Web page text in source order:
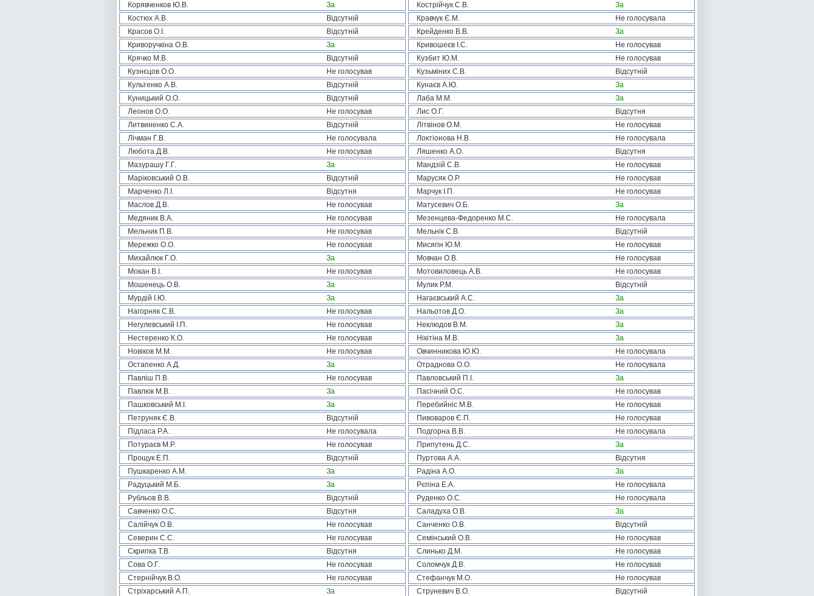
Корявченков Ю.В.
За Кострійчук С.В.
За
Костюх А.В.
Відсутній Кравчук Є.М.
Не голосувала
Красов О.І.
Відсутній Крейденко В.В.
За
Криворучкіна О.В.
За Кривошеєв І.С.
Не голосував
Крячко М.В.
Відсутній Кузбит Ю.М.
Не голосував
Кузнєцов О.О.
Не голосував Кузьміних С.В.
Відсутній
Культенко А.В.
Відсутній Кунаєв А.Ю.
За
Куницький О.О.
Відсутній Лаба М.М.
За
Леонов О.О.
Не голосував Лис О.Г.
Відсутня
Литвиненко С.А.
Відсутній Літвінов О.М.
Не голосував
Лічман Г.В.
Не голосувала Локтіонова Н.В.
Не голосувала
Любота Д.В.
Не голосував Ляшенко А.О.
Відсутня
Мазурашу Г.Г.
За Мандзій С.В.
Не голосував
Маріковський О.В.
Відсутній Марусяк О.Р.
Не голосував
Марченко Л.І.
Відсутня Марчук І.П.
Не голосував
Маслов Д.В.
Не голосував Матусевич О.Б.
За
Медяник В.А.
Не голосував Мезенцева-Федоренко М.С.
Не голосувала
Мельник П.В.
Не голосував Мельнік С.В.
Відсутній
Мережко О.О.
Не голосував Мисягін Ю.М.
Не голосував
Михайлюк Г.О.
За Мовчан О.В.
Не голосував
Мокан В.І.
Не голосував Мотовиловець А.В.
Не голосував
Мошенець О.В.
За Мулик Р.М.
Відсутній
Мурдій І.Ю.
За Нагаєвський А.С.
За
Нагорняк С.В.
Не голосував Нальотов Д.О.
За
Негулевський І.П.
Не голосував Неклюдов В.М.
За
Нестеренко К.О.
Не голосував Нікітіна М.В.
За
Новіков М.М.
Не голосував Овчинникова Ю.Ю.
Не голосувала
Остапенко А.Д.
За Отраднова О.О.
Не голосувала
Павліш П.В.
Не голосував Павловський П.І.
За
Павлюк М.В.
За Пасічний О.С.
Не голосував
Пашковський М.І.
За Перебийніс М.В.
Не голосував
Петруняк Є.В.
Відсутній Пивоваров Є.П.
Не голосував
Підласа Р.А.
Не голосувала Подгорна В.В.
Не голосувала
Потураєв М.Р.
Не голосував Припутень Д.С.
За
Прощук Е.П.
Відсутній Пуртова А.А.
Відсутня
Пушкаренко А.М.
За Радіна А.О.
За
Радуцький М.Б.
За Рєпіна Е.А.
Не голосувала
Рубльов В.В.
Відсутній Руденко О.С.
Не голосувала
Савченко О.С.
Відсутня Саладуха О.В.
За
Салійчук О.В.
Не голосував Санченко О.В.
Відсутній
Северин С.С.
Не голосував Семінський О.В.
Не голосував
Скрипка Т.В.
Відсутня Слинько Д.М.
Не голосував
Сова О.Г.
Не голосував Соломчук Д.В.
Не голосував
Стернійчук В.О.
Не голосував Стефанчук М.О.
Не голосував
Стріхарський А.П.
За Струневич В.О.
Відсутній